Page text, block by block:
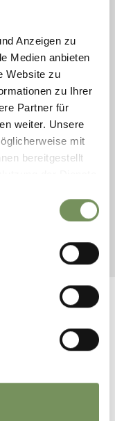
Anzeigen zu
Medien anbieten
Website zu
zu Ihrer
Partner für
weiter. Unsere
mit
bereitgestellt